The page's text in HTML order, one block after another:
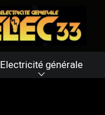
Electricité générale